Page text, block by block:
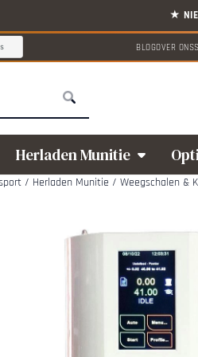
Kies instellingen of sta alle
BLOGOVER ONS
Herladen Munitie
/ Herladen Munitie / Weegschalen &